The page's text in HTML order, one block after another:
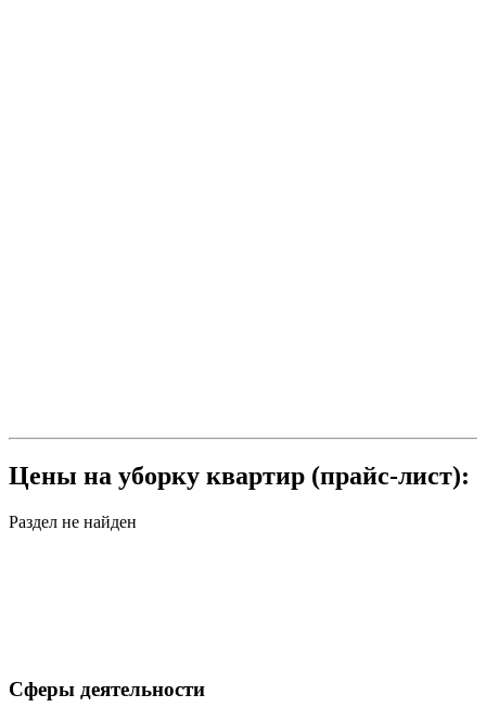
Цены на уборку квартир (прайс-лист):
Раздел не найден
Сферы деятельности